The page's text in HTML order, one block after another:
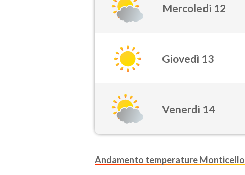
Mercoledì 12
Giovedì 13
Venerdì 14
Andamento temperature Monticello